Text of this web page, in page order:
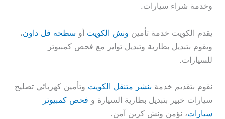
وخدمة شراء سيارات.
يقدم الكويت خدمة تأمين ونش الكويت أو سطحه فل داون،
ويقوم بتبديل بطارية وتبديل تواير مع فحص كمبيوتر
للسيارات.
نقوم بتقديم خدمة بنشر متنقل الكويت وتأمين كهربائي تصليح
سيارات خبير بتبديل بطارية السيارة و فحص كمبيوتر
سيارات، نؤمن ونش كرين آمن.